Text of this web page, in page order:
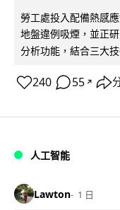
勞工處投入配備熱感
地盤違例吸煙，並正
分析功能，結合三大
240 55 ↗
人工智能
Lawton 1 日